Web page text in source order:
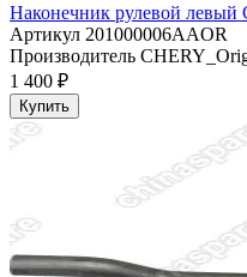
Наконечник рулевой левый
Артикул 201000006AAOR
Производитель
1 400 ₽
Купить